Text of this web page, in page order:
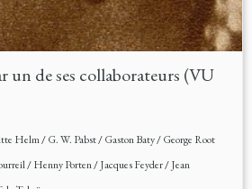
un de ses collaborateurs (VU
Helm/G. W. Pabst/Gaston Baty/George Root
/Henny Porten/Jacques Feyder/Jean